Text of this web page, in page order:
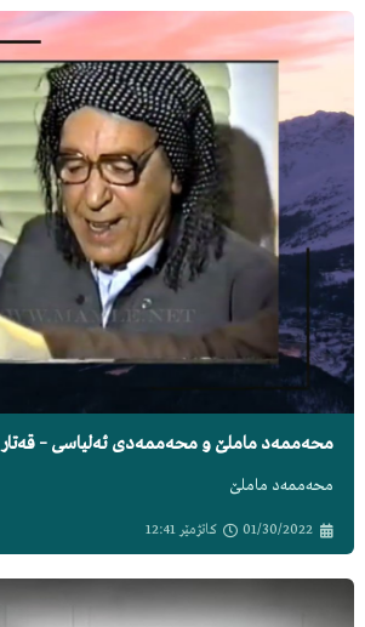
محەممەد ماملێ و محەممەدی ئەلیاسی – قەتار
محەممەد ماملێ
01/30/2022 کاتژمێر 12:41